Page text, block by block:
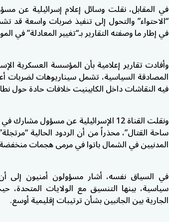
في المقابل، نقلت وسائل إعلام إسرائيلية عن
“الاحتواء” والتحول إلى تنفيذ ضربات واسعة
في إطار ما وصفته التقارير بـ“تغيير المعادلة” في
وأفادت تقارير إعلامية بأن المؤسسة العسكرية
المصادقة السياسية، تشمل سيناريوهات لضربات
فيه النقاشات داخل الكابينيت خلافات حادة حول
ونقلت القناة 12 الإسرائيلية عن مسؤول
ساحة القتال”، محذراً من أن الردود الحالية
المدنيين في الشمال باتوا في مرمى هجمات منخفضة
في السياق نفسه، أشار مسؤولون أمنيون
سياسية، بينها التنسيق مع الولايات
الجارية بين الجانبين بشأن ترتيبات إقليمية أوسع.